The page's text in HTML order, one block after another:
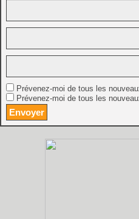
Prévenez-moi de tous les
Prévenez-moi de tous les